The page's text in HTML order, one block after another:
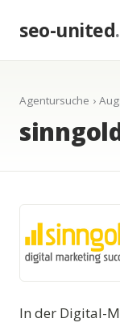
seo-united
Agentursuche ›
In der Digital-